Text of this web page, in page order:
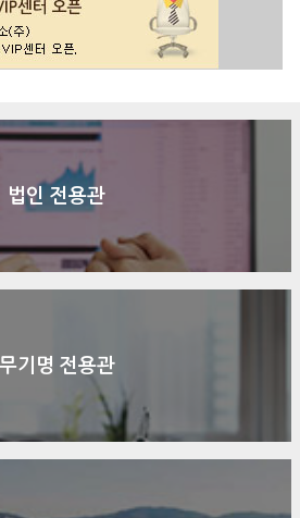
법인 전용관
무기명 전용관